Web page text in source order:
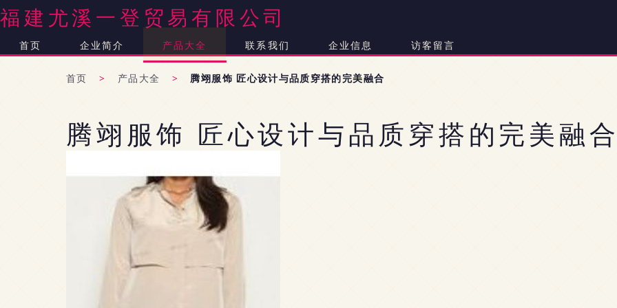
福建尤溪一登贸易有限公司
首页 企业简介 产品大全 联系我们 企业信息 访客留言
首页 > 产品大全 > 腾翊服饰 匠心设计与品质穿搭的完美融合
腾翊服饰 匠心设计与品质穿搭的完美融